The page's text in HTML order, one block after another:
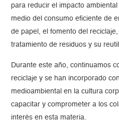
para reducir el impacto
medio del consumo eficiente de
de papel, el fomento del
tratamiento de residuos y su
Durante este año, continuamos
reciclaje y se han incorporado
medioambiental en la cultura
capacitar y comprometer a los
interés en esta materia.